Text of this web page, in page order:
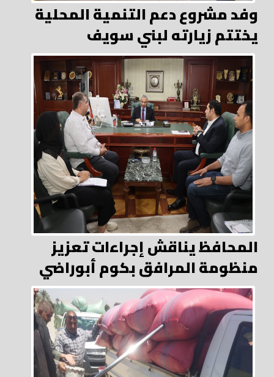
وفد مشروع دعم التنمية المحلية
يختتم زيارته لبني سويف
المحافظ يناقش إجراءات تعزيز
منظومة المرافق بكوم أبوراضي